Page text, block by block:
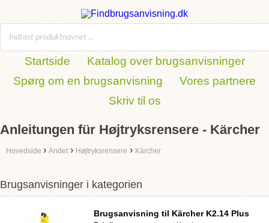
Startside
Katalog over brugsanvisninger
Spørg om en brugsanvisning
Vores partnere
Skriv til os
Anleitungen für Højtryksrensere - Kärcher
Hovedside › Andet › Højtryksrensere › Kärcher
Brugsanvisninger i kategorien
Brugsanvisning til Kärcher K2.14 Plus